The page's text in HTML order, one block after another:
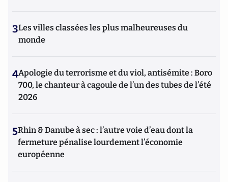
3Les villes classées les plus malheureuses du
monde
4Apologie du terrorisme et du viol, antisémite : Boro
700, le chanteur à cagoule de l’un des tubes de l’été
2026
5Rhin & Danube à sec : l’autre voie d’eau dont la
fermeture pénalise lourdement l’économie
européenne